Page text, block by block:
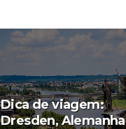
Dica de viagem:
Dresden, Alemanha